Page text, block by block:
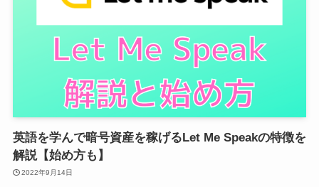
英語を学んで暗号資産を稼げるLet Me Speakの特徴を
解説【始め方も】
2022年9月14日